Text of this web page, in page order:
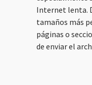
Internet lenta.
tamaños más
páginas o
de enviar el